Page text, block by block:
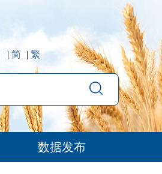
| 简 | 繁
数据发布